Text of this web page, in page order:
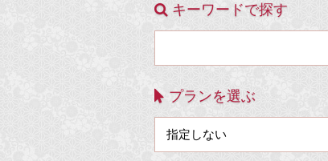
キーワードで探す
プランを選ぶ